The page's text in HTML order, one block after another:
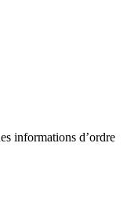
informations d’ordre